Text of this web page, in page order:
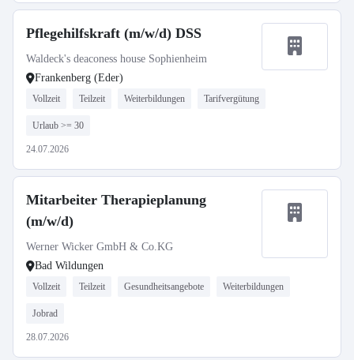
Pflegehilfskraft (m/w/d) DSS
Waldeck's deaconess house Sophienheim
Frankenberg (Eder)
Vollzeit Teilzeit Weiterbildungen Tarifvergütung
Urlaub >= 30
24.07.2026
Mitarbeiter Therapieplanung
(m/w/d)
Werner Wicker GmbH & Co.KG
Bad Wildungen
Vollzeit Teilzeit Gesundheitsangebote Weiterbildungen
Jobrad
28.07.2026